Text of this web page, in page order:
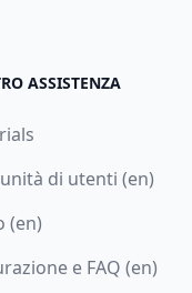
ASSISTENZA
di utenti (en)
(en)
e FAQ (en)